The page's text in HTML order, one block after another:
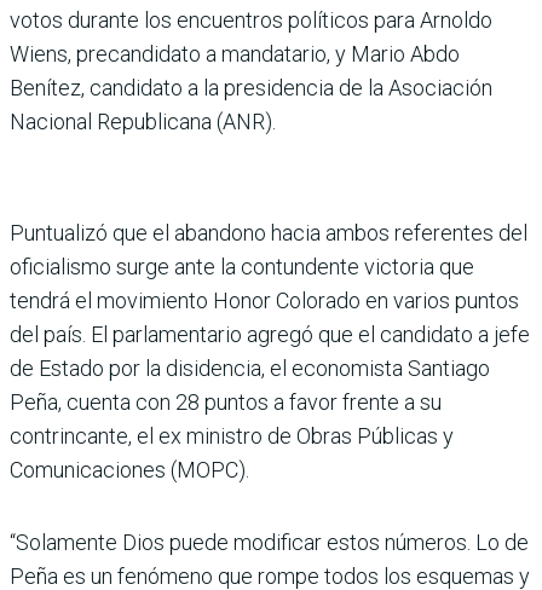
votos durante los encuentros políticos para Arnoldo
Wiens, precandidato a mandatario, y Mario Abdo
Benítez, candidato a la presidencia de la Asociación
Nacional Republicana (ANR).
Puntualizó que el abandono hacia ambos referentes del
oficialismo surge ante la contundente victoria que
tendrá el movimiento Honor Colorado en varios puntos
del país. El parlamentario agregó que el candidato a jefe
de Estado por la disidencia, el economista Santiago
Peña, cuenta con 28 puntos a favor frente a su
contrincante, el ex ministro de Obras Públicas y
Comunicaciones (MOPC).
“Solamente Dios puede modificar estos números. Lo de
Peña es un fenómeno que rompe todos los esquemas y